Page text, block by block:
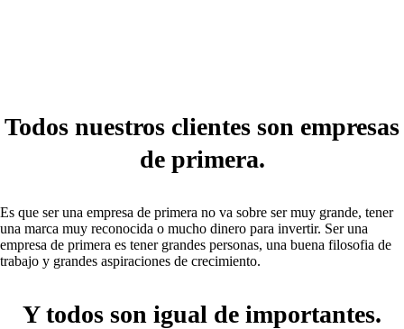
Todos nuestros clientes son empresas
de primera.
Es que ser una empresa de primera no va sobre ser muy grande, tener
una marca muy reconocida o mucho dinero para invertir. Ser una
empresa de primera es tener grandes personas, una buena filosofia de
trabajo y grandes aspiraciones de crecimiento.
Y todos son igual de importantes.